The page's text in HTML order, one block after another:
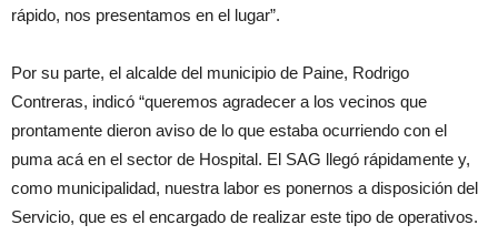
rápido, nos presentamos en el lugar”.
Por su parte, el alcalde del municipio de Paine, Rodrigo
Contreras, indicó “queremos agradecer a los vecinos que
prontamente dieron aviso de lo que estaba ocurriendo con el
puma acá en el sector de Hospital. El SAG llegó rápidamente y,
como municipalidad, nuestra labor es ponernos a disposición del
Servicio, que es el encargado de realizar este tipo de operativos.